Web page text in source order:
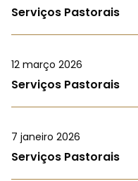
Serviços Pastorais
12 março 2026
Serviços Pastorais
7 janeiro 2026
Serviços Pastorais